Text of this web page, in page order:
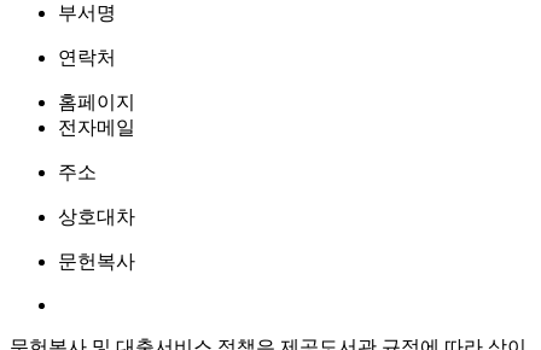
부서명
연락처
홈페이지
전자메일
주소
상호대차
문헌복사